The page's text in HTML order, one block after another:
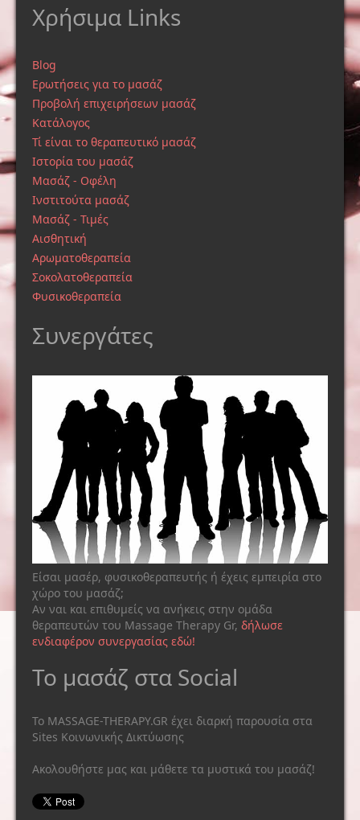
Χρήσιμα Links
Blog
Ερωτήσεις για το μασάζ
Προβολή επιχειρήσεων μασάζ
Κατάλογος
Τί είναι το θεραπευτικό μασάζ
Ιστορία του μασάζ
Μασάζ - Οφέλη
Ινστιτούτα μασάζ
Μασάζ - Τιμές
Αισθητική
Αρωματοθεραπεία
Σοκολατοθεραπεία
Φυσικοθεραπεία
Συνεργάτες
Είσαι μασέρ, φυσικοθεραπευτής ή έχεις εμπειρία στο
χώρο του μασάζ;
Αν ναι και επιθυμείς να ανήκεις στην ομάδα
θεραπευτών του Massage Therapy Gr, δήλωσε
ενδιαφέρον συνεργασίας εδώ!
Το μασάζ στα Social
Το MASSAGE-THERAPY.GR έχει διαρκή παρουσία στα
Sites Κοινωνικής Δικτύωσης
Ακολουθήστε μας και μάθετε τα μυστικά του μασάζ!